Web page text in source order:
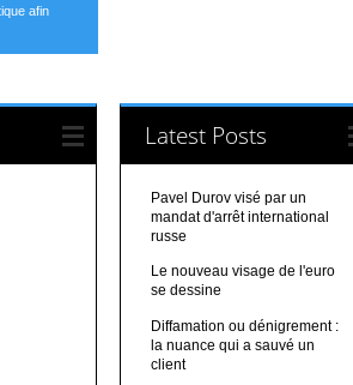
afin
Latest Posts
Pavel Durov visé par un
mandat d'arrêt international
russe
Le nouveau visage de l'euro
se dessine
Diffamation ou dénigrement :
la nuance qui a sauvé un
client